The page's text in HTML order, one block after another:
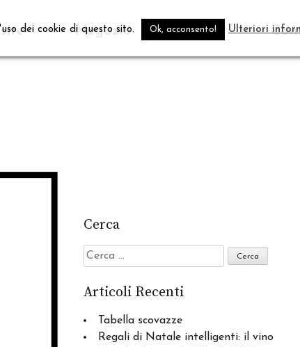
Negozio Blog
Cerca
Ricerca
per:
Articoli Recenti
Tabella scovazze
Regali di Natale intelligenti: il vino
dei cookie di questo sito. Ok, acconsento! Ulteriori